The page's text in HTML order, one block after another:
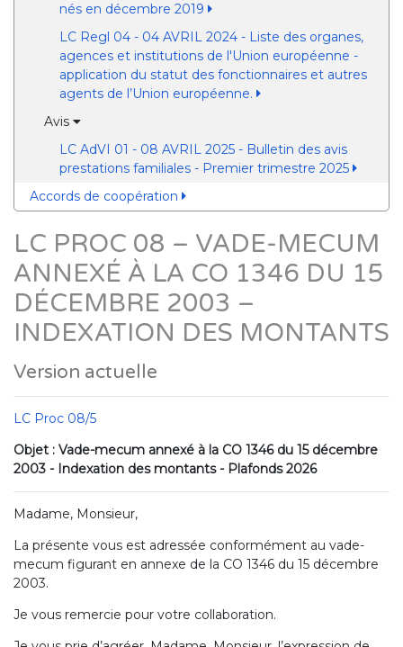
nés en décembre 2019
LC Regl 04 - 04 AVRIL 2024 - Liste des organes,
agences et institutions de l'Union européenne -
application du statut des fonctionnaires et autres
agents de l’Union européenne.
Avis
LC AdVI 01 - 08 AVRIL 2025 - Bulletin des avis
prestations familiales - Premier trimestre 2025
Accords de coopération
LC PROC 08 – VADE-MECUM
ANNEXÉ À LA CO 1346 DU 15
DÉCEMBRE 2003 –
INDEXATION DES MONTANTS
Version actuelle
LC Proc 08/5
Objet : Vade-mecum annexé à la CO 1346 du 15 décembre
2003 - Indexation des montants - Plafonds 2026
Madame, Monsieur,
La présente vous est adressée conformément au vade-
mecum figurant en annexe de la CO 1346 du 15 décembre
2003.
Je vous remercie pour votre collaboration.